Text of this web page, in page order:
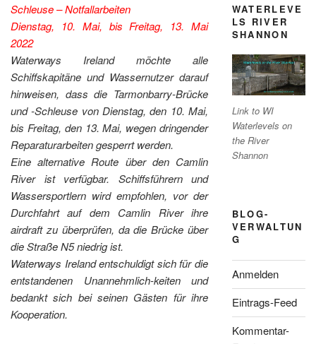
Schleuse – Notfallarbeiten
Dienstag, 10. Mai, bis Freitag, 13. Mai
2022
Waterways Ireland möchte alle
Schiffskapitäne und Wassernutzer darauf
hinweisen, dass die Tarmonbarry-Brücke
und -Schleuse von Dienstag, den 10. Mai,
bis Freitag, den 13. Mai, wegen dringender
Reparaturarbeiten gesperrt werden.
Eine alternative Route über den Camlin
River ist verfügbar. Schiffsführern und
Wassersportlern wird empfohlen, vor der
Durchfahrt auf dem Camlin River ihre
airdraft zu überprüfen, da die Brücke über
die Straße N5 niedrig ist.
Waterways Ireland entschuldigt sich für die
entstandenen Unannehmlich-keiten und
bedankt sich bei seinen Gästen für ihre
Kooperation.
WATERLEVE
LS RIVER
SHANNON
Link to WI
Waterlevels on
the River
Shannon
BLOG-
VERWALTUN
G
Anmelden
Eintrags-Feed
Kommentar-